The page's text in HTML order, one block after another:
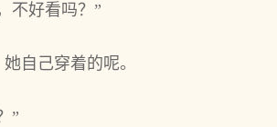
不好看吗？”
自己穿着的呢。
”